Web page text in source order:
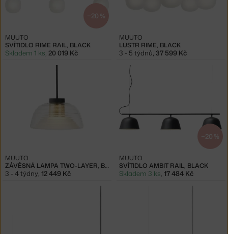
−20 %
SVÍTIDLO RIME RAIL, BLACK
MUUTO
Skladem 1 ks, 20 019 Kč
LUSTR RIME, BLACK
MUUTO
3 - 5 týdnů, 37 599 Kč
ZÁVĚSNÁ LAMPA TWO-LAYER, BLACK
MUUTO
3 - 4 týdny 12 449 Kč
−20 %
SVÍTIDLO AMBIT RAIL, BLACK
MUUTO
Skladem 3 ks 17 484 Kč